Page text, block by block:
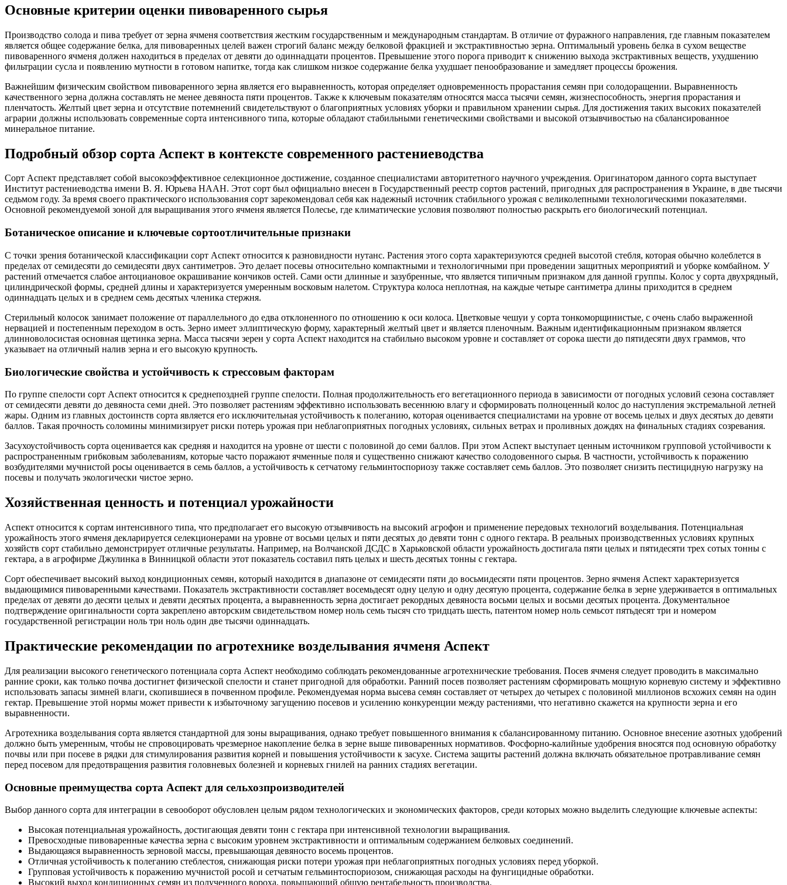
Основные критерии оценки пивоваренного сырья
Производство солода и пива требует от зерна ячменя соответствия жестким государственным и международным стандартам. В отличие от фуражного направления, где главным показателем
является общее содержание белка, для пивоваренных целей важен строгий баланс между белковой фракцией и экстрактивностью зерна. Оптимальный уровень белка в сухом веществе
пивоваренного ячменя должен находиться в пределах от девяти до одиннадцати процентов. Превышение этого порога приводит к снижению выхода экстрактивных веществ, ухудшению
фильтрации сусла и появлению мутности в готовом напитке, тогда как слишком низкое содержание белка ухудшает пенообразование и замедляет процессы брожения.
Важнейшим физическим свойством пивоваренного зерна является его выравненность, которая определяет одновременность прорастания семян при солодоращении. Выравненность
качественного зерна должна составлять не менее девяноста пяти процентов. Также к ключевым показателям относятся масса тысячи семян, жизнеспособность, энергия прорастания и
пленчатость. Желтый цвет зерна и отсутствие потемнений свидетельствуют о благоприятных условиях уборки и правильном хранении сырья. Для достижения таких высоких показателей
аграрии должны использовать современные сорта интенсивного типа, которые обладают стабильными генетическими свойствами и высокой отзывчивостью на сбалансированное
минеральное питание.
Подробный обзор сорта Аспект в контексте современного растениеводства
Сорт Аспект представляет собой высокоэффективное селекционное достижение, созданное специалистами авторитетного научного учреждения. Оригинатором данного сорта выступает
Институт растениеводства имени В. Я. Юрьева НААН. Этот сорт был официально внесен в Государственный реестр сортов растений, пригодных для распространения в Украине, в две тысячи
седьмом году. За время своего практического использования сорт зарекомендовал себя как надежный источник стабильного урожая с великолепными технологическими показателями.
Основной рекомендуемой зоной для выращивания этого ячменя является Полесье, где климатические условия позволяют полностью раскрыть его биологический потенциал.
Ботаническое описание и ключевые сортоотличительные признаки
С точки зрения ботанической классификации сорт Аспект относится к разновидности нутанс. Растения этого сорта характеризуются средней высотой стебля, которая обычно колеблется в
пределах от семидесяти до семидесяти двух сантиметров. Это делает посевы относительно компактными и технологичными при проведении защитных мероприятий и уборке комбайном. У
растений отмечается слабое антоциановое окрашивание кончиков остей. Сами ости длинные и зазубренные, что является типичным признаком для данной группы. Колос у сорта двухрядный,
цилиндрической формы, средней длины и характеризуется умеренным восковым налетом. Структура колоса неплотная, на каждые четыре сантиметра длины приходится в среднем
одиннадцать целых и в среднем семь десятых членика стержня.
Стерильный колосок занимает положение от параллельного до едва отклоненного по отношению к оси колоса. Цветковые чешуи у сорта тонкоморщинистые, с очень слабо выраженной
нервацией и постепенным переходом в ость. Зерно имеет эллиптическую форму, характерный желтый цвет и является пленочным. Важным идентификационным признаком является
длинноволосистая основная щетинка зерна. Масса тысячи зерен у сорта Аспект находится на стабильно высоком уровне и составляет от сорока шести до пятидесяти двух граммов, что
указывает на отличный налив зерна и его высокую крупность.
Биологические свойства и устойчивость к стрессовым факторам
По группе спелости сорт Аспект относится к среднепоздней группе спелости. Полная продолжительность его вегетационного периода в зависимости от погодных условий сезона составляет
от семидесяти девяти до девяноста семи дней. Это позволяет растениям эффективно использовать весеннюю влагу и сформировать полноценный колос до наступления экстремальной летней
жары. Одним из главных достоинств сорта является его исключительная устойчивость к полеганию, которая оценивается специалистами на уровне от восемь целых и двух десятых до девяти
баллов. Такая прочность соломины минимизирует риски потерь урожая при неблагоприятных погодных условиях, сильных ветрах и проливных дождях на финальных стадиях созревания.
Засухоустойчивость сорта оценивается как средняя и находится на уровне от шести с половиной до семи баллов. При этом Аспект выступает ценным источником групповой устойчивости к
распространенным грибковым заболеваниям, которые часто поражают ячменные поля и существенно снижают качество солодовенного сырья. В частности, устойчивость к поражению
возбудителями мучнистой росы оценивается в семь баллов, а устойчивость к сетчатому гельминтоспориозу также составляет семь баллов. Это позволяет снизить пестицидную нагрузку на
посевы и получать экологически чистое зерно.
Хозяйственная ценность и потенциал урожайности
Аспект относится к сортам интенсивного типа, что предполагает его высокую отзывчивость на высокий агрофон и применение передовых технологий возделывания. Потенциальная
урожайность этого ячменя декларируется селекционерами на уровне от восьми целых и пяти десятых до девяти тонн с одного гектара. В реальных производственных условиях крупных
хозяйств сорт стабильно демонстрирует отличные результаты. Например, на Волчанской ДСДС в Харьковской области урожайность достигала пяти целых и пятидесяти трех сотых тонны с
гектара, а в агрофирме Джулинка в Винницкой области этот показатель составил пять целых и шесть десятых тонны с гектара.
Сорт обеспечивает высокий выход кондиционных семян, который находится в диапазоне от семидесяти пяти до восьмидесяти пяти процентов. Зерно ячменя Аспект характеризуется
выдающимися пивоваренными качествами. Показатель экстрактивности составляет восемьдесят одну целую и одну десятую процента, содержание белка в зерне удерживается в оптимальных
пределах от девяти до десяти целых и девяти десятых процента, а выравненность зерна достигает рекордных девяноста восьми целых и восьми десятых процента. Документальное
подтверждение оригинальности сорта закреплено авторским свидетельством номер ноль семь тысяч сто тридцать шесть, патентом номер ноль семьсот пятьдесят три и номером
государственной регистрации ноль три ноль один две тысячи одиннадцать.
Практические рекомендации по агротехнике возделывания ячменя Аспект
Для реализации высокого генетического потенциала сорта Аспект необходимо соблюдать рекомендованные агротехнические требования. Посев ячменя следует проводить в максимально
ранние сроки, как только почва достигнет физической спелости и станет пригодной для обработки. Ранний посев позволяет растениям сформировать мощную корневую систему и эффективно
использовать запасы зимней влаги, скопившиеся в почвенном профиле. Рекомендуемая норма высева семян составляет от четырех до четырех с половиной миллионов всхожих семян на один
гектар. Превышение этой нормы может привести к избыточному загущению посевов и усилению конкуренции между растениями, что негативно скажется на крупности зерна и его
выравненности.
Агротехника возделывания сорта является стандартной для зоны выращивания, однако требует повышенного внимания к сбалансированному питанию. Основное внесение азотных удобрений
должно быть умеренным, чтобы не спровоцировать чрезмерное накопление белка в зерне выше пивоваренных нормативов. Фосфорно-калийные удобрения вносятся под основную обработку
почвы или при посеве в рядки для стимулирования развития корней и повышения устойчивости к засухе. Система защиты растений должна включать обязательное протравливание семян
перед посевом для предотвращения развития головневых болезней и корневых гнилей на ранних стадиях вегетации.
Основные преимущества сорта Аспект для сельхозпроизводителей
Выбор данного сорта для интеграции в севооборот обусловлен целым рядом технологических и экономических факторов, среди которых можно выделить следующие ключевые аспекты:
Высокая потенциальная урожайность, достигающая девяти тонн с гектара при интенсивной технологии выращивания.
Превосходные пивоваренные качества зерна с высоким уровнем экстрактивности и оптимальным содержанием белковых соединений.
Выдающаяся выравненность зерновой массы, превышающая девяносто восемь процентов.
Отличная устойчивость к полеганию стеблестоя, снижающая риски потери урожая при неблагоприятных погодных условиях перед уборкой.
Групповая устойчивость к поражению мучнистой росой и сетчатым гельминтоспориозом, снижающая расходы на фунгицидные обработки.
Высокий выход кондиционных семян из полученного вороха, повышающий общую рентабельность производства.